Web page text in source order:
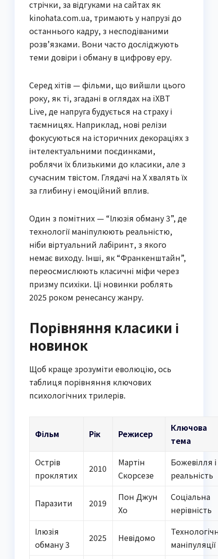
стрічки, за відгуками на сайтах як
kinohata.com.ua, тримають у напрузі до
останнього кадру, з несподіваними
розв’язками. Вони часто досліджують
теми довіри і обману в цифрову еру.
Серед хітів — фільми, що вийшли цього
року, як ті, згадані в оглядах на iXBT
Live, де напруга будується на страху і
таємницях. Наприклад, нові релізи
фокусуються на історичних декораціях з
інтелектуальними поєдинками,
роблячи їх близькими до класики, але з
сучасним твістом. Глядачі на X хвалять їх
за глибину і емоційний вплив.
Один з помітних — “Ілюзія обману 3”, де
технології маніпулюють реальністю,
ніби віртуальний лабіринт, з якого
немає виходу. Інші, як “Франкенштайн”,
переосмислюють класичні міфи через
призму психіки. Ці новинки роблять
2025 роком ренесансу жанру.
Порівняння класики і
новинок
Щоб краще зрозуміти еволюцію, ось
таблиця порівняння ключових
психологічних трилерів.
Фільм Рік Режисер
Ключова
тема
Острів
проклятих
2010
Мартін
Скорсезе
Божевілля і
реальність
Паразити 2019
Пон Джун
Хо
Соціальна
нерівність
Ілюзія
обману 3
2025 Невідомо
маніпуляції